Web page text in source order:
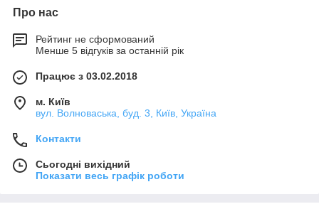
Про нас
Рейтинг не сформований
Менше 5 відгуків за останній рік
Працює з 03.02.2018
м. Київ
вул. Волноваська, буд. 3, Київ, Україна
Контакти
Сьогодні вихідний
Показати весь графік роботи